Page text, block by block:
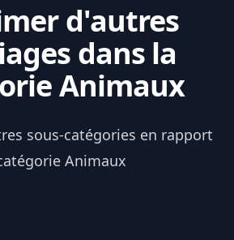
d'autres
dans la
Animaux
sous-catégories en rapport
Animaux